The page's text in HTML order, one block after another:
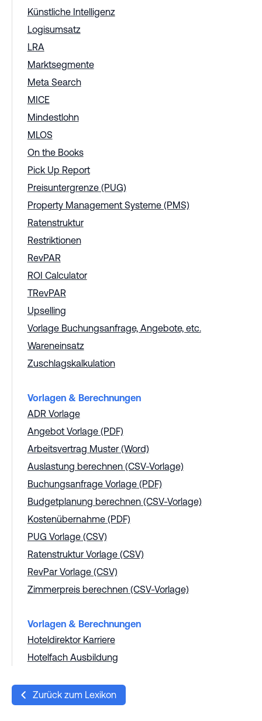
Künstliche Intelligenz
Logisumsatz
LRA
Marktsegmente
Meta Search
MICE
Mindestlohn
MLOS
On the Books
Pick Up Report
Preisuntergrenze (PUG)
Property Management Systeme (PMS)
Ratenstruktur
Restriktionen
RevPAR
ROI Calculator
TRevPAR
Upselling
Vorlage Buchungsanfrage, Angebote, etc.
Wareneinsatz
Zuschlagskalkulation
Vorlagen & Berechnungen
ADR Vorlage
Angebot Vorlage (PDF)
Arbeitsvertrag Muster (Word)
Auslastung berechnen (CSV-Vorlage)
Buchungsanfrage Vorlage (PDF)
Budgetplanung berechnen (CSV-Vorlage)
Kostenübernahme (PDF)
PUG Vorlage (CSV)
Ratenstruktur Vorlage (CSV)
RevPar Vorlage (CSV)
Zimmerpreis berechnen (CSV-Vorlage)
Vorlagen & Berechnungen
Hoteldirektor Karriere
Hotelfach Ausbildung
Zurück zum Lexikon